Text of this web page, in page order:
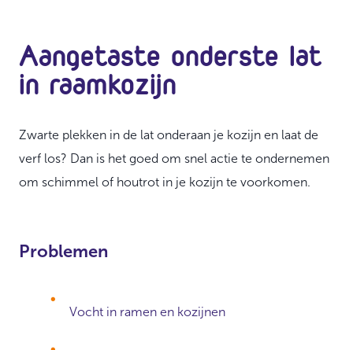
Aangetaste onderste lat
in raamkozijn
Zwarte plekken in de lat onderaan je kozijn en laat de
verf los? Dan is het goed om snel actie te ondernemen
om schimmel of houtrot in je kozijn te voorkomen.
Problemen
Vocht in ramen en kozijnen